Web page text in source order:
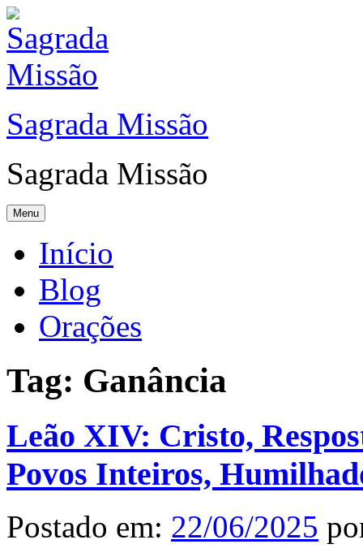
Sagrada Missão
Sagrada Missão
Menu
Início
Blog
Orações
Tag: Ganância
Leão XIV: Cristo,
Povos Inteiros,
Postado em: 22/06/2025